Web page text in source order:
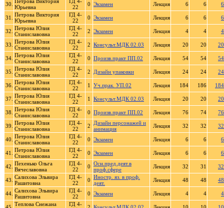
30. Юрьевна
22
0 Экзамен Лекция 6 6 6
31.
Петрова Виктория
Юрьевна
ГД 4-
22
0 Экзамен Лекция 6 6 6
32. Петрова Юлия
Станиславовна
ГД 4-
22
2 Экзамен Лекция 4 4 4
33. Петрова Юлия
Станиславовна
ГД 4-
22
2 Консульт.МДК 02.03 Лекция 20 20 20
34. Петрова Юлия
Станиславовна
ГД 4-
22
0 Произв.практ ПП.02 Лекция 54 54 54
35. Петрова Юлия
Станиславовна
ГД 4-
22
2 Дизайн упаковки Лекция 24 24 24
36. Петрова Юлия
Станиславовна
ГД 4-
22
1 Уч.прак. УП.02 Лекция 184 186 184
37. Петрова Юлия
Станиславовна
ГД 4-
22
1 Консульт.МДК 02.03 Лекция 20 20 20
38. Петрова Юлия
Станиславовна
ГД 4-
22
0 Произв.практ ПП.02 Лекция 76 74 76
39. Петрова Юлия
Станиславовна
ГД 4-
22
2
Дизайн персонажей и
анимация
Лекция 32 32 32
40. Петрова Юлия
Станиславовна
ГД 4-
22
0 Экзамен Лекция 6 6 6
41.
Петрова Юлия
Станиславовна
ГД 4-
22
0 Экзамен Лекция 6 6 6
42. Пехенько Ольга
Вячеславовна
ГД 4-
22
0 Осн.пред.деят.в
проф.сфере
Лекция 32 31 32
43. Салихова Эльвира
Рашитовна
ГД 4-
22
0 Иностр. яз. в проф.
деят.
Лекция 48 48 48
44. Салихова Эльвира
Рашитовна
ГД 4-
22
0 Экзамен Лекция 4 4 4
Теплова Снежана
ГД 4-